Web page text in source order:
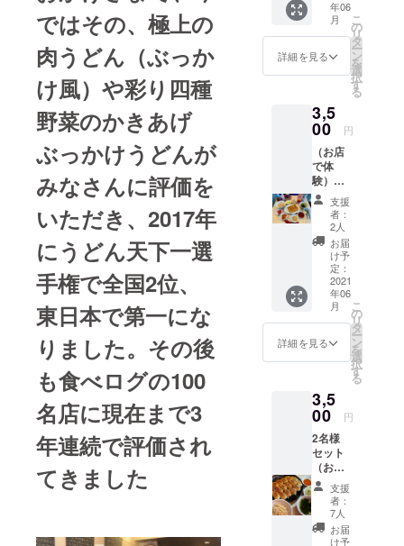
ではその、極上の
肉うどん（ぶっか
け風）や彩り四種
野菜のかきあげ
ぶっかけうどんが
みなさんに評価を
いただき、2017年
にうどん天下一選
手権で全国2位、
東日本で第一にな
りました。その後
も食べログの100
名店に現在まで3
年連続で評価され
てきました
ムル、
黒酢
キャベ
ツ、美
キムチ2
種を
さい、
ごぼ
う、ア
ボカ
ド、山
芋）か
ら選べ
ます。
トッピ
ング2種
（マー
ラー
ソー
根おろ
し）か
ら選べ
ます。
美酢は
ザクロ
と桃の2
種のど
ちらか
をお好
リュー
ム感を
お楽し
みくだ
いぎょ
うざの
焼き方
レシピ
とその
動画リ
ンク付
き。 冷
凍発送
いたし
ます。
発送は
2021年
6月頃よ
り順次
発送さ
せてい
期の希
望がご
した
ら、お
問い合
わせく
ださ
い。
年06
月
詳細を見る
こ
の
リ
タ
ー
ン
を
選
択
す
る
3,5
00 円
（お店
で体
験）通
常価格
4400円
（1回分
お得）
腸活
ぎょう
ざ体験
セッ
ト 腸
活焼き
餃子
一皿8個
スープ
のセッ
ト 回
数券（5
回分）
（東
京、荻
窪店の
み利用
可能）
・有効
支援
者：
2人
お届
け予
定：
2021
年06
月
詳細を見る
こ
の
リ
タ
ー
ン
を
選
択
す
る
3,5
00 円
2名様
セット
（お店
で体
験）通
常価
格
4510円
支援
者：
7人
お届
け予